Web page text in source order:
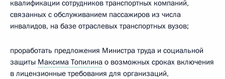
квалификации сотрудников транспортных компаний,
связанных с обслуживанием пассажиров из числа
инвалидов, на базе отраслевых транспортных вузов;
проработать предложения Министра труда и социальной
защиты Максима Топилина о возможных сроках включения
в лицензионные требования для организаций,